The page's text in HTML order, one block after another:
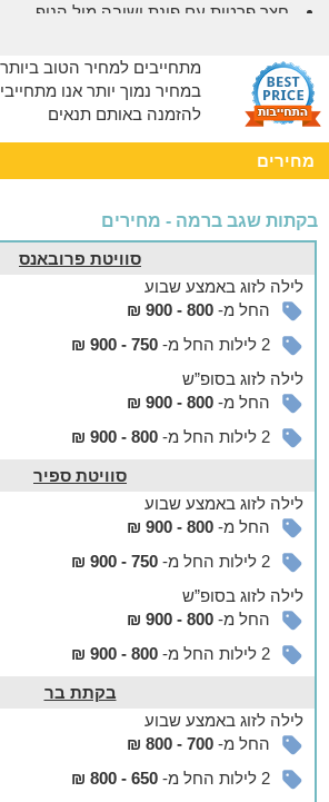
חצר פרטית עם פינת ישיבה מול הנוף
גינה מטופחת עם המון
אורחי היחידות יהנו ממתחם חצר משותף
אפשר להזמין
ארוחות וטיפולים לשדרוג
בתאום מראש, ניתן להזמין ארוחת בוקר
היישר לבקתה או לחצר.
כמו כן, תוכלו להזמין טיפולים אלטרנטיביים
לגוף ולנפש.
*בתוספת תשלום.
עוד במתחם
המיועדת ל-15 אנשים.
מה בוילה?
- מיטה זוגית רחבה, טלוויזיה בכבלים ושידות
- מיטות יחיד בחדרי הילדים
- חדר רחצה מטופח עם סבונים ומגבות
- סלון ענק עם מערכת ישיבה ומסך טלוויזיה
- פינת אוכל למספר רב של סועדים
- מטבח מקצועי ומאוטבזר עם מקרר, כיריים,
כלים, מיקרוגל, קומקום, כלי מטבח ופינת קפה
- פינת משפחה עם ספות וטלוויזיה
- חצר רחבה עם שולח אוכל, איזורי ישיבה
מחיר ללילה בוילה – 2,800 ש"ח ל-10 אנשים או פחות.
כל אדם נוסף בתוספת 280 ש"ח.
מתחייבים למחיר הטוב
במחיר נמוך יותר אנו
להזמנה באותם תנאים
מחירים
בקתות שגב ברמה - מחירים
סוויטת פרובאנס
לילהלזוג באמצע שבוע
החל מ-800 - 900 ₪
2 לילות החל מ-
750 - 900 ₪
לילהלזוג בסופ”ש
החל מ-800 - 900 ₪
2 לילות החל מ-
800 - 900 ₪
סוויטת ספיר
לילהלזוג באמצע שבוע
החל מ-800 - 900 ₪
2 לילות החל מ-
750 - 900 ₪
לילהלזוג בסופ”ש
החל מ-800 - 900 ₪
2 לילות החל מ-
800 - 900 ₪
בקתת בר
לילהלזוג באמצע שבוע
החל מ-700 - 800 ₪
2 לילות החל מ-
650 - 800 ₪